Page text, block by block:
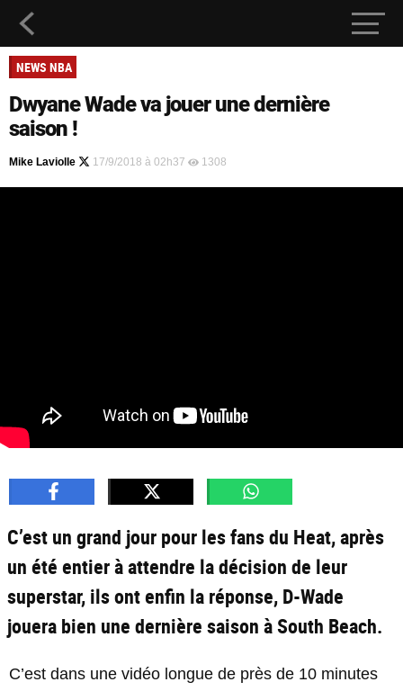
NEWS NBA
Dwyane Wade va jouer une dernière
saison !
Mike Laviolle 17/9/2018 à 02h37 1308
C’est un grand jour pour les fans du Heat, après
un été entier à attendre la décision de leur
superstar, ils ont enfin la réponse, D-Wade
jouera bien une dernière saison à South Beach.
C’est dans une vidéo longue de près de 10 minutes